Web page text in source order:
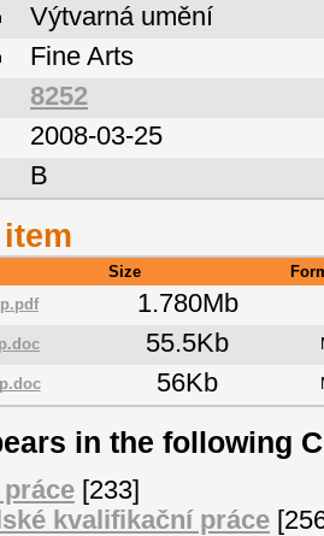
Výtvarná umění
Fine Arts
8252
2008-03-25
B
Size
1.780Mb
55.5Kb
56Kb
in the following
[233]
kvalifikační práce